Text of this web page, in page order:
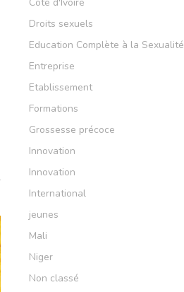
Droits sexuels
Education Complète à la Sexualité
Entreprise
Etablissement
Formations
Grossesse précoce
Innovation
Innovation
International
jeunes
Mali
Niger
Non classé